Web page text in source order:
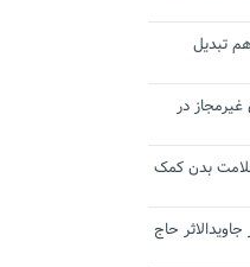
تبدیل
در
بدن کمک
حاج